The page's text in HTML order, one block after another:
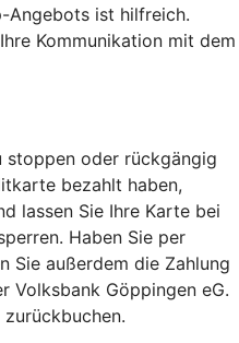
Angebots ist hilfreich.
Kommunikation mit dem
stoppen oder rückgängig
bezahlt haben,
lassen Sie Ihre Karte bei
Haben Sie per
Sie außerdem die Zahlung
Volksbank Göppingen eG.